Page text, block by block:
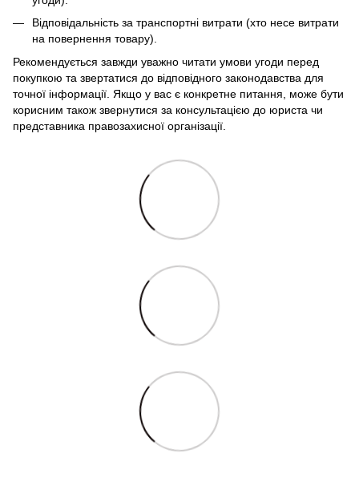
Відповідальність за транспортні витрати (хто несе витрати
на повернення товару).
Рекомендується завжди уважно читати умови угоди перед
покупкою та звертатися до відповідного законодавства для
точної інформації. Якщо у вас є конкретне питання, може бути
корисним також звернутися за консультацією до юриста чи
представника правозахисної організації.